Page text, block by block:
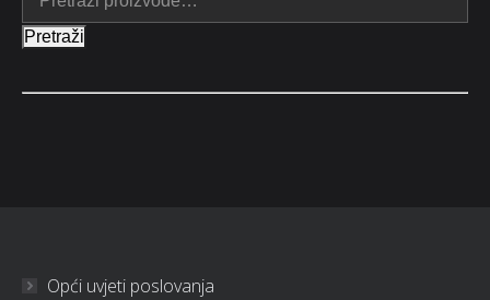
Pretraži
Opći uvjeti poslovanja